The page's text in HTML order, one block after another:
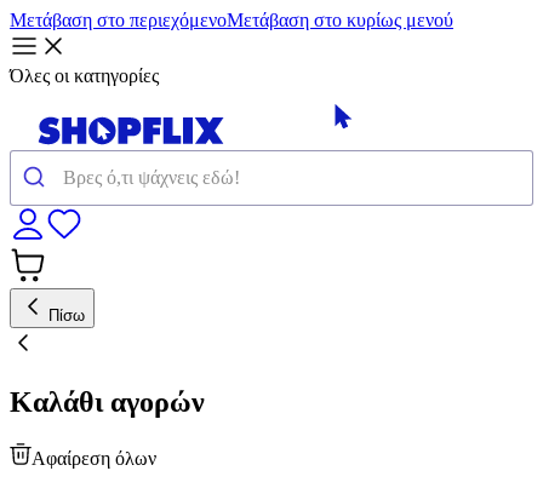
Μετάβαση στο περιεχόμενοΜετάβαση στο κυρίως μενού
Όλες οι κατηγορίες
Πίσω
Καλάθι αγορών
Αφαίρεση όλων